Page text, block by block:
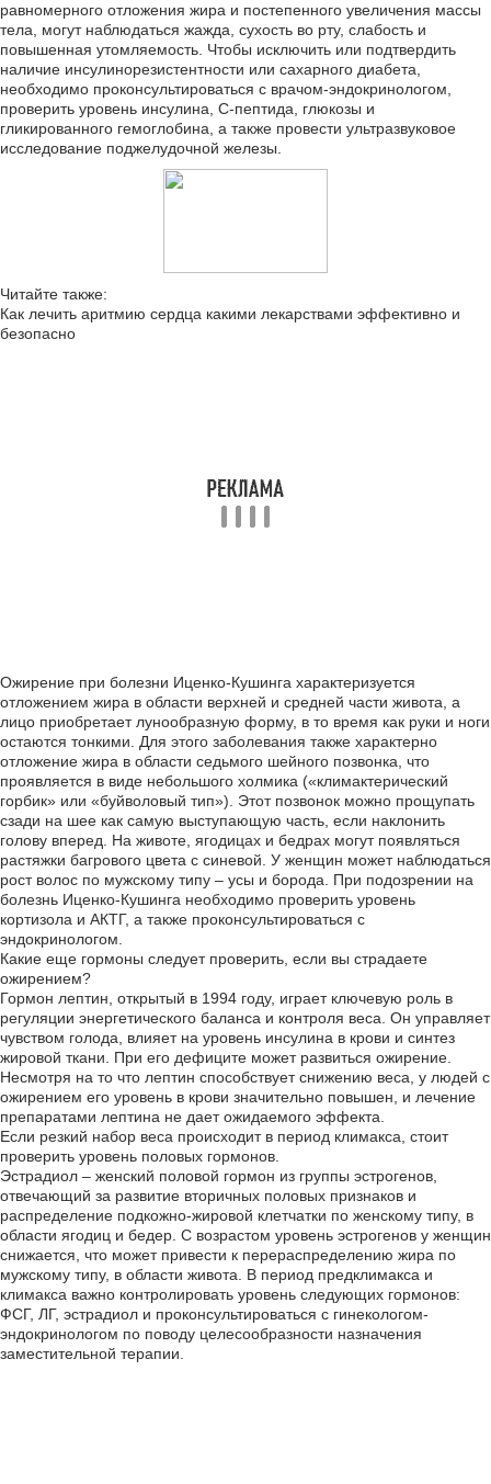
равномерного отложения жира и постепенного увеличения массы
тела, могут наблюдаться жажда, сухость во рту, слабость и
повышенная утомляемость. Чтобы исключить или подтвердить
наличие инсулинорезистентности или сахарного диабета,
необходимо проконсультироваться с врачом-эндокринологом,
проверить уровень инсулина, С-пептида, глюкозы и
гликированного гемоглобина, а также провести ультразвуковое
исследование поджелудочной железы.
Читайте также:
Как лечить аритмию сердца какими лекарствами эффективно и
безопасно
Ожирение при болезни Иценко-Кушинга характеризуется
отложением жира в области верхней и средней части живота, а
лицо приобретает лунообразную форму, в то время как руки и ноги
остаются тонкими. Для этого заболевания также характерно
отложение жира в области седьмого шейного позвонка, что
проявляется в виде небольшого холмика («климактерический
горбик» или «буйволовый тип»). Этот позвонок можно прощупать
сзади на шее как самую выступающую часть, если наклонить
голову вперед. На животе, ягодицах и бедрах могут появляться
растяжки багрового цвета с синевой. У женщин может наблюдаться
рост волос по мужскому типу – усы и борода. При подозрении на
болезнь Иценко-Кушинга необходимо проверить уровень
кортизола и АКТГ, а также проконсультироваться с
эндокринологом.
Какие еще гормоны следует проверить, если вы страдаете
ожирением?
Гормон лептин, открытый в 1994 году, играет ключевую роль в
регуляции энергетического баланса и контроля веса. Он управляет
чувством голода, влияет на уровень инсулина в крови и синтез
жировой ткани. При его дефиците может развиться ожирение.
Несмотря на то что лептин способствует снижению веса, у людей с
ожирением его уровень в крови значительно повышен, и лечение
препаратами лептина не дает ожидаемого эффекта.
Если резкий набор веса происходит в период климакса, стоит
проверить уровень половых гормонов.
Эстрадиол – женский половой гормон из группы эстрогенов,
отвечающий за развитие вторичных половых признаков и
распределение подкожно-жировой клетчатки по женскому типу, в
области ягодиц и бедер. С возрастом уровень эстрогенов у женщин
снижается, что может привести к перераспределению жира по
мужскому типу, в области живота. В период предклимакса и
климакса важно контролировать уровень следующих гормонов:
ФСГ, ЛГ, эстрадиол и проконсультироваться с гинекологом-
эндокринологом по поводу целесообразности назначения
заместительной терапии.